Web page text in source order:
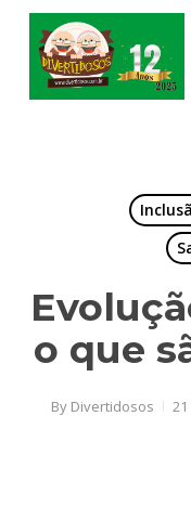
content
o que
By Divertidosos